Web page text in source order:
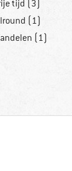
tijd (3)
(1)
(1)